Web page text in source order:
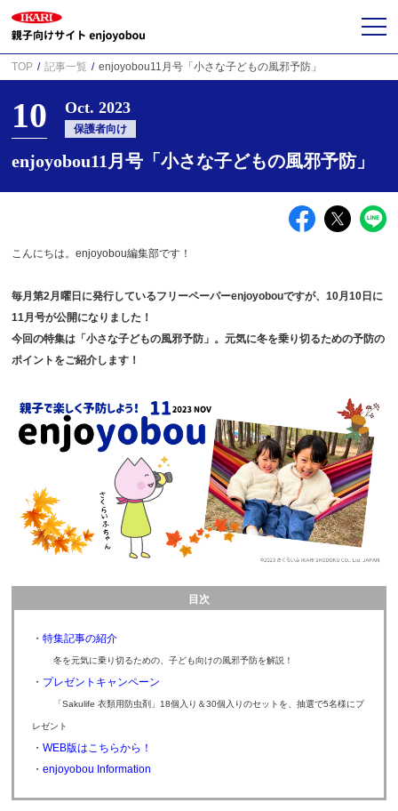
TOP 記事一覧 enjoyobou11月号「小さな子どもの風邪予防」
10 Oct. 2023
保護者向け
enjoyobou11月号「小さな子どもの風邪予防」
こんにちは。enjoyobou編集部です！
毎月第2月曜日に発行しているフリーペーパーenjoyobouですが、10月10日に
11月号が公開になりました！
今回の特集は「小さな子どもの風邪予防」。元気に冬を乗り切るための予防の
ポイントをご紹介します！
目次
・特集記事の紹介
冬を元気に乗り切るための、子ども向けの風邪予防を解説！
・ プレゼントキャンペーン
「Sakulife 衣類用防虫剤」18個入り＆30個入りのセットを、抽選で5名様にプ
レゼント
・WEB版はこちらから！
・enjoyobou Information